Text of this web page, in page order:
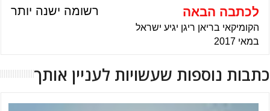
לכתבה הבאה
הקומיקאי בריאן ריגן יגיע ישראל
במאי 2017
רשומה ישנה יותר
כתבות נוספות שעשויות לעניין אותך